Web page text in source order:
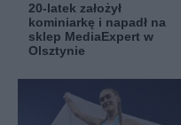
20-latek założył
kominiarkę i napadł na
sklep MediaExpert w
Olsztynie